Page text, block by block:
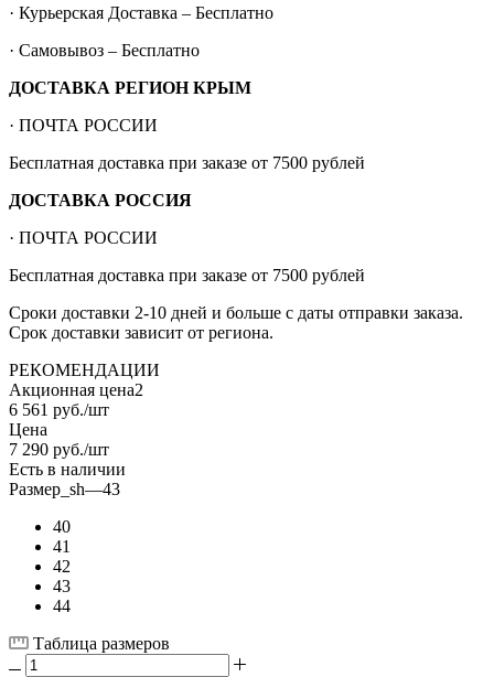
· Курьерская Доставка – Бесплатно
· Самовывоз – Бесплатно
ДОСТАВКА РЕГИОН КРЫМ
· ПОЧТА РОССИИ
Бесплатная доставка при заказе от 7500 рублей
ДОСТАВКА РОССИЯ
· ПОЧТА РОССИИ
Бесплатная доставка при заказе от 7500 рублей
Сроки доставки 2-10 дней и больше с даты отправки заказа.
Срок доставки зависит от региона.
РЕКОМЕНДАЦИИ
Акционная цена2
6 561 руб./шт
Цена
7 290 руб./шт
Есть в наличии
Размер_sh—43
40
41
42
43
44
Таблица размеров